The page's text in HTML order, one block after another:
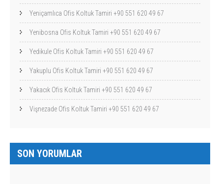
Yeniçamlıca Ofis Koltuk Tamiri +90 551 620 49 67
Yenibosna Ofis Koltuk Tamiri +90 551 620 49 67
Yedikule Ofis Koltuk Tamiri +90 551 620 49 67
Yakuplu Ofis Koltuk Tamiri +90 551 620 49 67
Yakacık Ofis Koltuk Tamiri +90 551 620 49 67
Vişnezade Ofis Koltuk Tamiri +90 551 620 49 67
SON YORUMLAR